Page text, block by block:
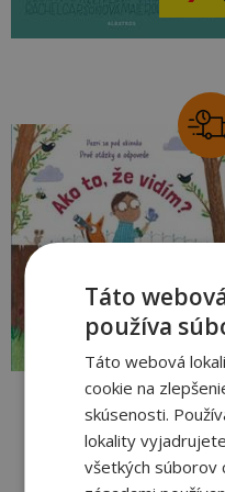
11
8 €
Táto
používa
Táto webová
cookie na
skúsenosti.
lokality
všetkých súborov